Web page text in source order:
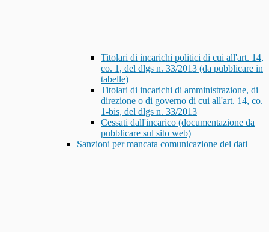
Titolari di incarichi politici di cui all'art. 14,
co. 1, del dlgs n. 33/2013 (da pubblicare in
tabelle)
Titolari di incarichi di amministrazione, di
direzione o di governo di cui all'art. 14, co.
1-bis, del dlgs n. 33/2013
Cessati dall'incarico (documentazione da
pubblicare sul sito web)
Sanzioni per mancata comunicazione dei dati